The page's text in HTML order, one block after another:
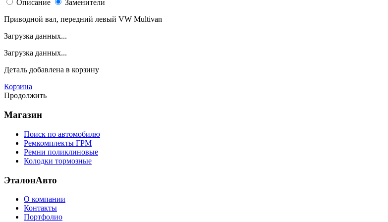
Описание
Заменители
Приводной вал, передний левый VW Multivan
Загрузка данных...
Загрузка данных...
Деталь добавлена в корзину
Корзина
Продолжить
Магазин
Поиск по автомобилю
Ремкомплекты ГРМ
Ремни поликлиновые
Колодки тормозные
ЭталонАвто
О компании
Контакты
Портфолио